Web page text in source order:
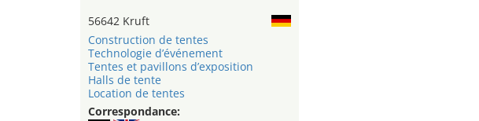
56642 Kruft
Construction de tentes
Technologie d’événement
Tentes et pavillons d’exposition
Halls de tente
Location de tentes
Correspondance: